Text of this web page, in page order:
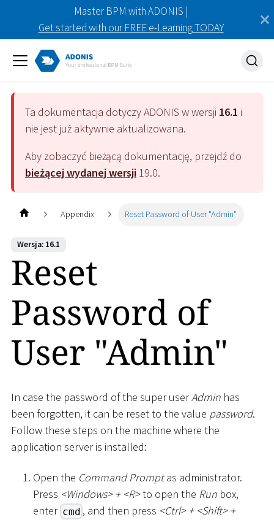
Master BPM with ADONIS |
Get started with our FREE e-Learning TODAY
Ta dokumentacja dotyczyADONIS w wersji 16.1 i
nie jest już aktywnie aktualizowana.
Aby zobaczyć bieżącą dokumentację, przejdź do
bieżącej wydanej wersji 19.0.
Appendix Reset Password of User "Admin"
Wersja: 16.1
Reset
Password of
User "Admin"
In case the password of the super userAdmin has
been forgotten, it can be reset to the value password.
Follow these steps on the machine where the
application server is installed:
Open the Command Promptas administrator.
Press <Windows>+ <R>to open the Run box,
enter cmd , and then press <Ctrl>+ <Shift>+